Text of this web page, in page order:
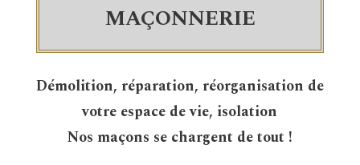
MAÇONNERIE
Démolition, réparation, réorganisation de
votre espace de vie, isolation
Nos maçons se chargent de tout !